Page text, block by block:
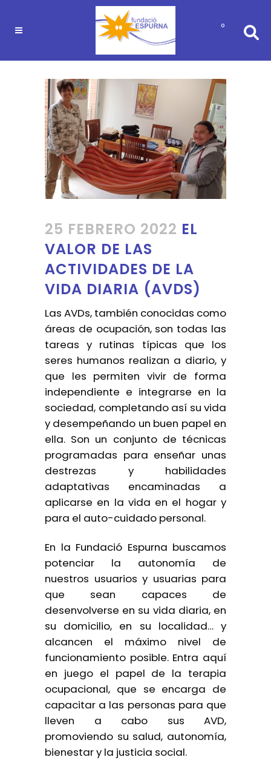
0
25 FEBRERO 2022 EL
VALOR DE LAS
ACTIVIDADES DE LA
VIDA DIARIA (AVDS)
Las AVDs, también conocidas como
áreas de ocupación, son todas las
tareas y rutinas típicas que los
seres humanos realizan a diario, y
que les permiten vivir de forma
independiente e integrarse en la
sociedad, completando así su vida
y desempeñando un buen papel en
ella. Son un conjunto de técnicas
programadas para enseñar unas
destrezas y habilidades
adaptativas encaminadas a
aplicarse en la vida en el hogar y
para el auto-cuidado personal.
En la Fundació Espurna buscamos
potenciar la autonomía de
nuestros usuarios y usuarias para
que sean capaces de
desenvolverse en su vida diaria, en
su domicilio, en su localidad… y
alcancen el máximo nivel de
funcionamiento posible. Entra aquí
en juego el papel de la terapia
ocupacional, que se encarga de
capacitar a las personas para que
lleven a cabo sus AVD,
promoviendo su salud, autonomía,
bienestar y la justicia social.